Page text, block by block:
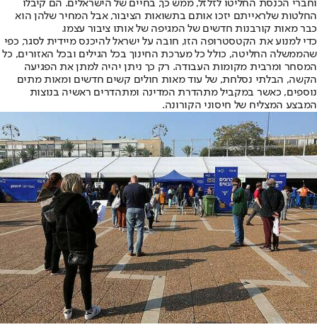
וחברי הכנסת החליטו לזלזל, ממש כך, בחיים של הישראלים. הם קיבלו
החלטות שלראייתם יזכו אותם בתשואות הציבור, אבל המחיר שלהן הוא
כבר מאות קורבנות חדשים של המגיפה של אותו ציבור עצמו.
כדי למנוע את הקטסטרופה הזו, חובה על ישראל להיכנס מיידית לסגר, כפי
שהממשלה החליטה, כולל כל מערכת החינוך בכל הגילים ובכל האזורים, כל
המסחר ומרבית מקומות העבודה. רק כך ניתן יהיה למתן את הפגיעה
הקשה, הבלתי נסלחת, של עוד מאות חולים קשים חדשים ומאות מתים
נוספים, כאשר במקביל מתהדרת המדינה ומתהדרים ראשיה בנוצות
המבצע המצליח של חיסוני הקורונה.